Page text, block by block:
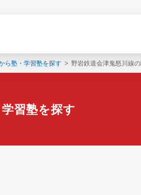
ら塾・学習塾を探す 野岩鉄道会津鬼怒川線
習塾を探す